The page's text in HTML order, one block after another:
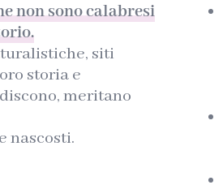
non sono calabresi
siti
storia e
meritano
nascosti.